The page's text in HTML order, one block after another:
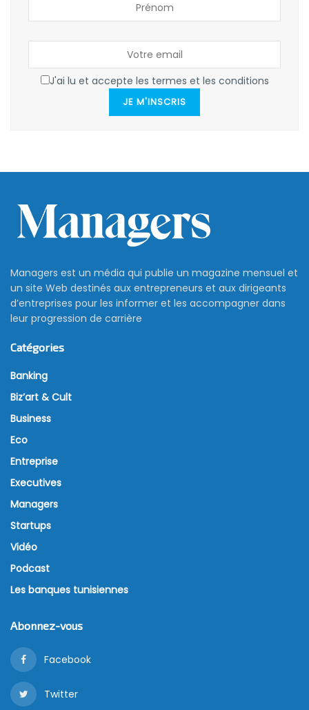
J'ai lu et accepte les termes et les conditions
JE M'INSCRIS
Managers est un média qui publie un magazine mensuel et
un site Web destinés aux entrepreneurs et aux dirigeants
d’entreprises pour les informer et les accompagner dans
leur progression de carrière
Catégories
Banking
Biz’art & Cult
Business
Eco
Entreprise
Executives
Managers
Startups
Vidéo
Podcast
Les banques tunisiennes
Abonnez-vous
Facebook
Twitter